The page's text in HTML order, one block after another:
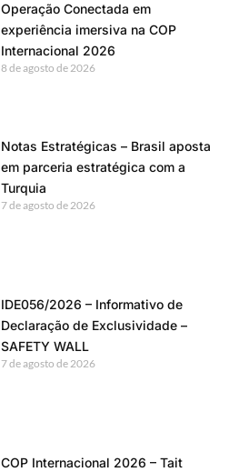
Operação Conectada em
experiência imersiva na COP
Internacional 2026
8 de agosto de 2026
Notas Estratégicas – Brasil aposta
em parceria estratégica com a
Turquia
7 de agosto de 2026
IDE056/2026 – Informativo de
Declaração de Exclusividade –
SAFETY WALL
7 de agosto de 2026
COP Internacional 2026 – Tait